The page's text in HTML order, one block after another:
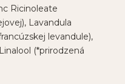
Ricinoleate
Lavandula
levandule),
(*prirodzená